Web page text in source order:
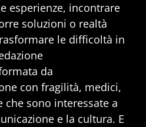
esperienze, incontrare
soluzioni o realtà
le difficoltà in
da
con fragilità, medici,
che sono interessate a
e la cultura. E